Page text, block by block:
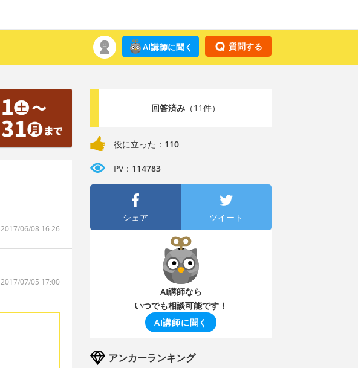
質問する
AI講師に聞く
2017/06/08 16:26
2017/07/05 17:00
回答済み（11件）
役に立った： 110
PV： 114783
シェア ツイート
AI講師なら
いつでも相談可能です！
AI講師に聞く
アンカーランキング